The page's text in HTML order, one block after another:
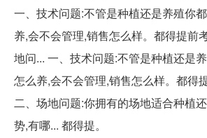
一、技术问题:不管是种植还是养殖你
养,会不会管理,销售怎么样。都得提前
地问... 一、技术问题:不管是种植还是
怎么养,会不会管理,销售怎么样。都得
二、场地问题:你拥有的场地适合种植
势,有哪... 都得提。